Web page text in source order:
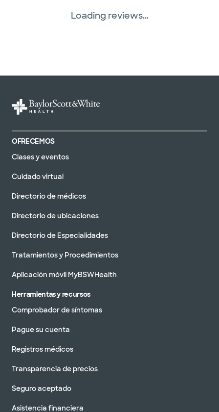
Loading reviews...
OFRECEMOS
Clases y eventos
Cuidado virtual
Directorio de médicos
Directorio de ubicaciones
Directorio de Especialidades
Tratamientos y Procedimientos
Aplicación móvil MyBSWHealth
Herramientas y recursos
Comprobador de síntomas
Pague su cuenta
Registros médicos
Transparencia de precios
Seguro aceptado
Asistencia financiera